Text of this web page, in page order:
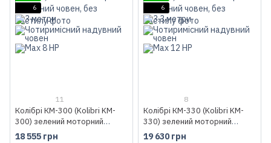
6
11
Колібрі КМ-300 (Kolibri KM-
300) зелений моторний
надувний човен, без настилу
18 555 грн
6
8
Колібрі КМ-330 (Kolibri KM-
330) зелений моторний
надувний човен, без настилу
19 630 грн